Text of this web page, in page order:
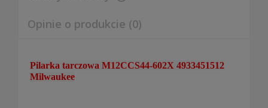
Cena nie zawiera ewentualnych kosztów płatności
Opinie o produkcie (0)
Pilarka tarczowa M12CCS44-602X 4933451512
Milwaukee